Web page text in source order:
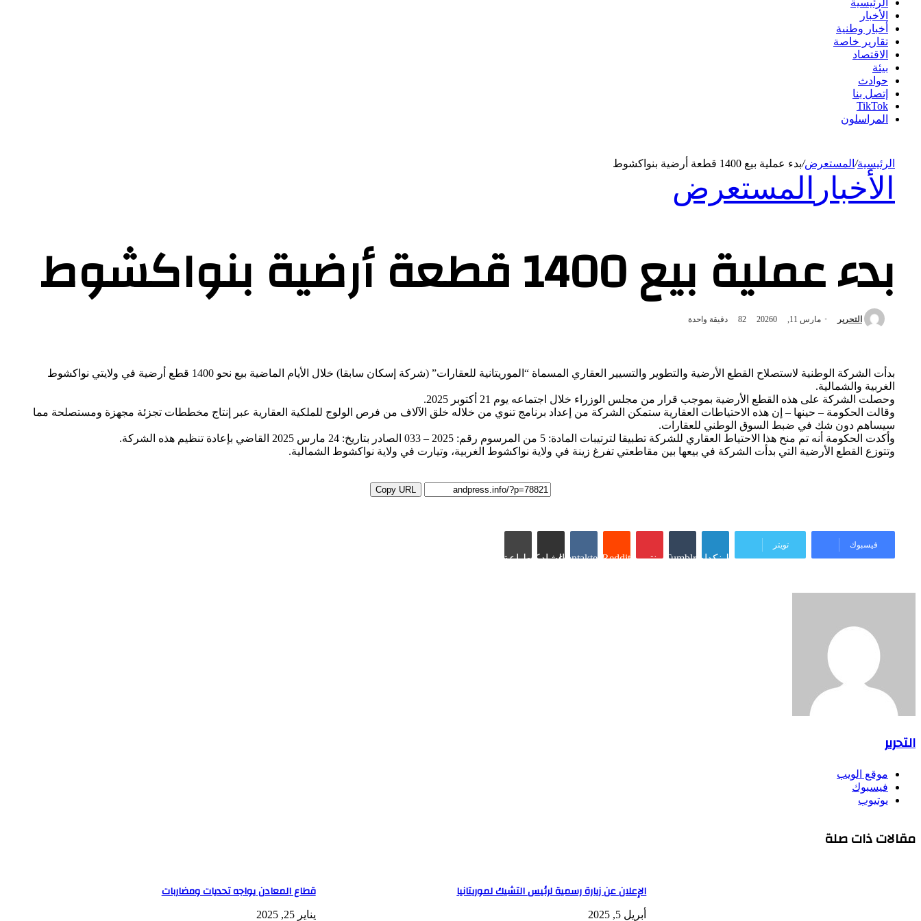
الرئيسية
الأخبار
أخبار وطنية
تقارير خاصة
الاقتصاد
بيئة
حوادث
إتصل بنا
TikTok
المراسلون
الرئيسية/ المستعرض/بدء عملية بيع 1400 قطعة أرضية بنواكشوط
الأخبار المستعرض
بدء عملية بيع 1400 قطعة أرضية بنواكشوط
التحرير مارس 11, 2026 0 دقيقة واحدة
بدأت الشركة الوطنية لاستصلاح القطع الأرضية والتطوير والتسيير العقاري المسماة “الموريتانية للعقارات” (شركة إسكان سابقا) خلال الأيام الماضية بيع نحو 1400 قطع أرضية في ولايتي نواكشوط
الغربية والشمالية.
وحصلت الشركة على هذه القطع الأرضية بموجب قرار من مجلس الوزراء خلال اجتماعه يوم 21 أكتوبر 2025.
وقالت الحكومة – حينها – إن هذه الاحتياطات العقارية ستمكن الشركة من إعداد برنامج تنوي من خلاله خلق الآلاف من فرص الولوج للملكية العقارية عبر إنتاج مخططات تجزئة مجهزة ومستصلحة مما
سيساهم دون شك في ضبط السوق الوطني للعقارات.
وأكدت الحكومة أنه تم منح هذا الاحتياط العقاري للشركة تطبيقا لترتيبات المادة: 5 من المرسوم رقم: 2025 – 033 الصادر بتاريخ: 24 مارس 2025 القاضي بإعادة تنظيم هذه الشركة.
وتتوزع القطع الأرضية التي بدأت الشركة في بيعها بين مقاطعتي تفرغ زينة في ولاية نواكشوط الغربية، وتيارت في ولاية نواكشوط الشمالية.
Copy URL
فيسبوك
تويتر
لينكدإن Tumblr بينتيريستReddit
VKontakte
مشاركة عبر البريد طباعة
التحرير
موقع الويب
فيسبوك
يوتيوب
مقالات ذات صلة
قطاع المعادن يواجه تحديات ومضاربات
يناير 25, 2025
الإعلان عن زيارة رسمية لرئيس التشيك لموريتانيا
أبريل 5, 2025